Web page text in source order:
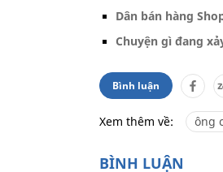
Dân bán hàng
Chuyện gì đang
Bình luận
Xem thêm về: ông